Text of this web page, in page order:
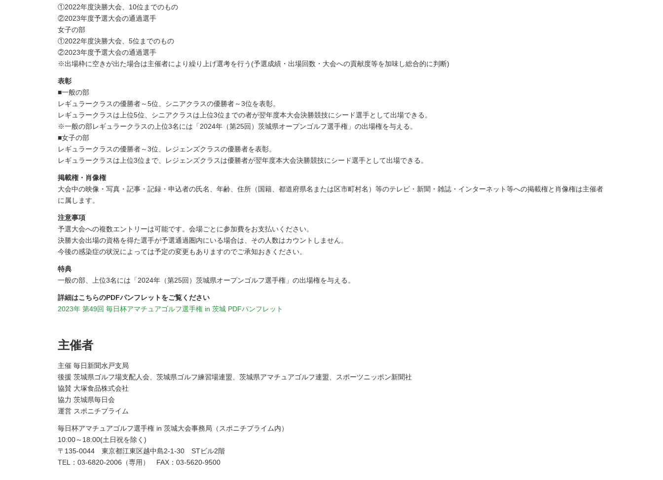
①2022年度決勝大会、10位までのもの
②2023年度予選大会の通過選手
女子の部
①2022年度決勝大会、5位までのもの
②2023年度予選大会の通過選手
※出場枠に空きが出た場合は主催者により繰り上げ選考を行う(予選成績・出場回数・大会への貢献度等を加味し総合的に判断)
表彰
■一般の部
レギュラークラスの優勝者～5位、シニアクラスの優勝者～3位を表彰。
レギュラークラスは上位5位、シニアクラスは上位3位までの者が翌年度本大会決勝競技にシード選手として出場できる。
※一般の部レギュラークラスの上位3名には「2024年（第25回）茨城県オープンゴルフ選手権」の出場権を与える。
■女子の部
レギュラークラスの優勝者～3位、レジェンズクラスの優勝者を表彰。
レギュラークラスは上位3位まで、レジェンズクラスは優勝者が翌年度本大会決勝競技にシード選手として出場できる。
掲載権・肖像権
大会中の映像・写真・記事・記録・申込者の氏名、年齢、住所（国籍、都道府県名または区市町村名）等のテレビ・新聞・雑誌・インターネット等への掲載権と肖像権は主催者
に属します。
注意事項
予選大会への複数エントリーは可能です。会場ごとに参加費をお支払いください。
決勝大会出場の資格を得た選手が予選通過圏内にいる場合は、その人数はカウントしません。
今後の感染症の状況によっては予定の変更もありますのでご承知おきください。
特典
一般の部、上位3名には「2024年（第25回）茨城県オープンゴルフ選手権」の出場権を与える。
詳細はこちらのPDFパンフレットをご覧ください
2023年 第49回 毎日杯アマチュアゴルフ選手権 in 茨城 PDFパンフレット
主催者
主催 毎日新聞水戸支局
後援 茨城県ゴルフ場支配人会、茨城県ゴルフ練習場連盟、茨城県アマチュアゴルフ連盟、スポーツニッポン新聞社
協賛 大塚食品株式会社
協力 茨城県毎日会
運営 スポニチプライム
毎日杯アマチュアゴルフ選手権 in 茨城大会事務局（スポニチプライム内）
10:00～18:00(土日祝を除く)
〒135-0044 東京都江東区越中島2-1-30 STビル2階
TEL：03-6820-2006（専用） FAX：03-5620-9500